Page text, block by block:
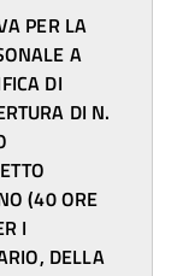
PER LA
A
DI
DI N.
(40 ORE
I
DELLA